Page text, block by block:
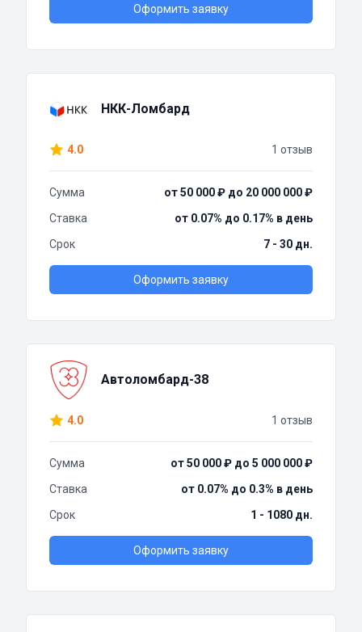
Оформить заявку
НКК-Ломбард
4.0 1 отзыв
Сумма
от 50 000 ₽ до 20 000 000 ₽
Ставка
от 0.07% до 0.17% в день
Срок
7 - 30 дн.
Оформить заявку
Автоломбард-38
4.0 1 отзыв
Сумма
от 50 000 ₽ до 5 000 000 ₽
Ставка
от 0.07% до 0.3% в день
Срок
1 - 1080 дн.
Оформить заявку